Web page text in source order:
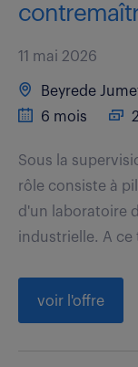
11 mai 2026
Beyrede
6 mois
Sous la
rôle consiste à
d'un laboratoire
industrielle. A ce
voir l'offre